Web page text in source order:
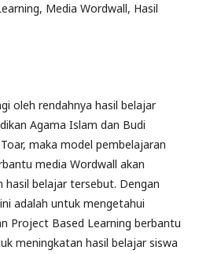
Media Wordwall, Hasil
oleh rendahnya hasil belajar
Agama Islam dan Budi
maka model pembelajaran
media Wordwall akan
belajar tersebut. Dengan
adalah untuk mengetahui
Project Based Learning berbantu
meningkatan hasil belajar siswa